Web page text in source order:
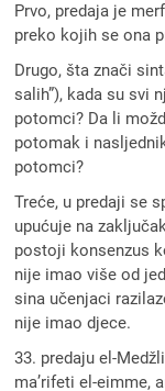
Prvo, predaja je
preko kojih se ona
Drugo, šta znači
salih”), kada su svi
potomci? Da li
potomak i
potomci?
Treće, u predaji se
upućuje na
postoji konsenzus
nije imao više od
sina učenjaci
nije imao djece.
33. predaju el-
ma’rifeti el-eimme,